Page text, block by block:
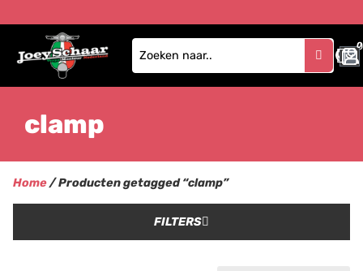
0
0
clamp
Home/ Producten getagged “clamp”
FILTERS